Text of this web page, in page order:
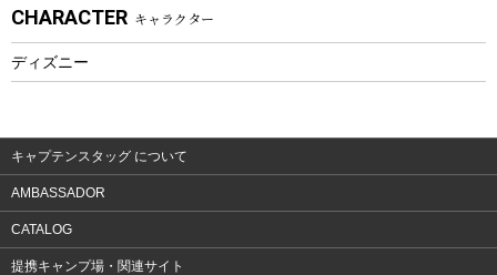
ウェア、タオル
ウェア
CHARACTER キャラクター
ディズニー
キャプテンスタッグ について
AMBASSADOR
CATALOG
提携キャンプ場・関連サイト